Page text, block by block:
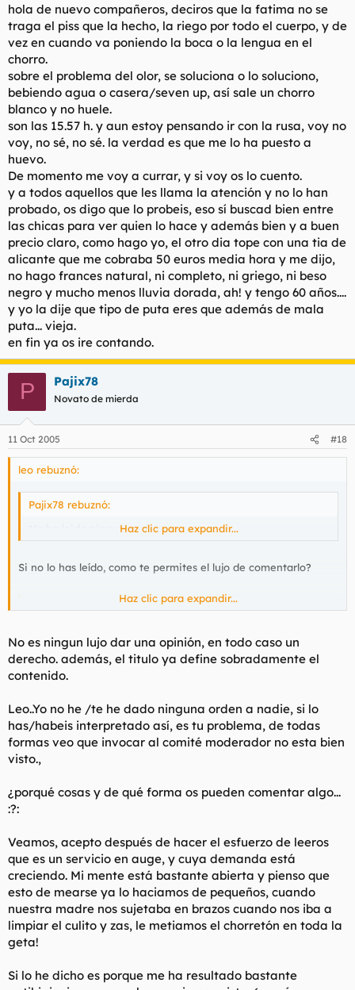
hola de nuevo compañeros, deciros que la fatima no se
traga el piss que la hecho, la riego por todo el cuerpo, y de
vez en cuando va poniendo la boca o la lengua en el
chorro.
sobre el problema del olor, se soluciona o lo soluciono,
bebiendo agua o casera/seven up, así sale un chorro
blanco y no huele.
son las 15.57 h. y aun estoy pensando ir con la rusa, voy no
voy, no sé, no sé. la verdad es que me lo ha puesto a
huevo.
De momento me voy a currar, y si voy os lo cuento.
y a todos aquellos que les llama la atención y no lo han
probado, os digo que lo probeis, eso sí buscad bien entre
las chicas para ver quien lo hace y además bien y a buen
precio claro, como hago yo, el otro dia tope con una tia de
alicante que me cobraba 50 euros media hora y me dijo,
no hago frances natural, ni completo, ni griego, ni beso
negro y mucho menos lluvia dorada, ah! y tengo 60 años....
y yo la dije que tipo de puta eres que además de mala
puta... vieja.
en fin ya os ire contando.
P Pajix78
Novato de mierda
11 Oct 2005 #18
leo rebuznó:
Pajix78 rebuznó:
No he leido ningun post,Haz clic para expandir...
Si no lo has leído, como te permites el lujo de comentarlo?
absolutamente deprimentes.Haz clic para expandir...
Simplemente dos cosas:
decir que un tema como la coprofilia, tenga que gustarte. Para
mi por ejemplo, esto es demasiado escatológico, pero no dejo
de reconocer que es un servicio más que puede contratarse al
ir de putas.
2- Hemos hecho algo los moderadores para que pienses que
Haz clic para expandir...
No es ningun lujo dar una opinión, en todo caso un
derecho. además, el titulo ya define sobradamente el
contenido.
Leo..Yo no he /te he dado ninguna orden a nadie, si lo
has/habeis interpretado así, es tu problema, de todas
formas veo que invocar al comité moderador no esta bien
visto.,
¿porqué cosas y de qué forma os pueden comentar algo...
:?:
Veamos, acepto después de hacer el esfuerzo de leeros
que es un servicio en auge, y cuya demanda está
creciendo. Mi mente está bastante abierta y pienso que
esto de mearse ya lo haciamos de pequeños, cuando
nuestra madre nos sujetaba en brazos cuando nos iba a
limpiar el culito y zas, le metiamos el chorretón en toda la
geta!
Si lo he dicho es porque me ha resultado bastante